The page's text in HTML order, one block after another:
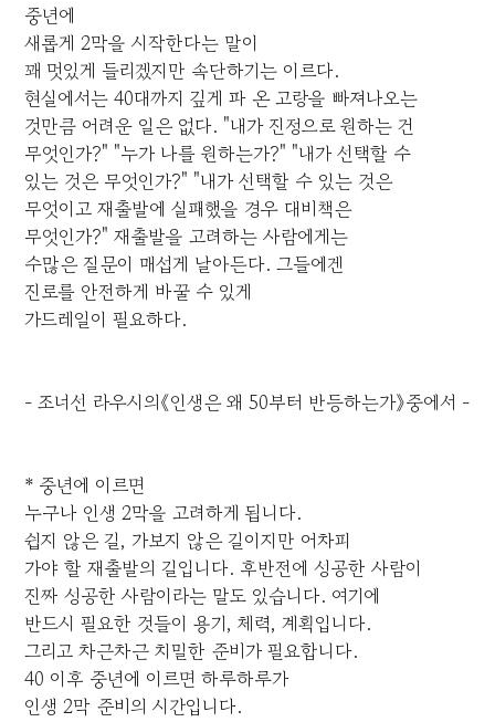
중년에
새롭게 2막을 시작한다는 말이
꽤 멋있게 들리겠지만 속단하기는 이르다.
현실에서는 40대까지 깊게 파 온 고랑을 빠져나오는
것만큼 어려운 일은 없다. "내가 진정으로 원하는 건
무엇인가?" "누가 나를 원하는가?" "내가 선택할 수
있는 것은 무엇인가?" "내가 선택할 수 있는 것은
무엇이고 재출발에 실패했을 경우 대비책은
무엇인가?" 재출발을 고려하는 사람에게는
수많은 질문이 매섭게 날아든다. 그들에겐
진로를 안전하게 바꿀 수 있게
가드레일이 필요하다.
- 조너선 라우시의《인생은 왜 50부터 반등하는가》중에서 -
* 중년에 이르면
누구나 인생 2막을 고려하게 됩니다.
쉽지 않은 길, 가보지 않은 길이지만 어차피
가야 할 재출발의 길입니다. 후반전에 성공한 사람이
진짜 성공한 사람이라는 말도 있습니다. 여기에
반드시 필요한 것들이 용기, 체력, 계획입니다.
그리고 차근차근 치밀한 준비가 필요합니다.
40 이후 중년에 이르면 하루하루가
인생 2막 준비의 시간입니다.